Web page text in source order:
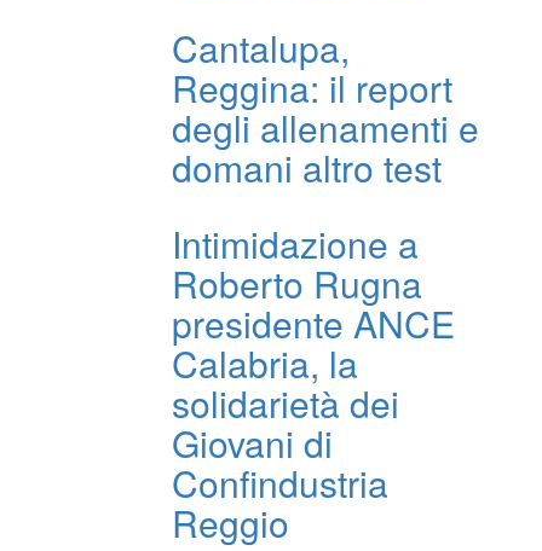
Cantalupa,
Reggina: il report
degli allenamenti e
domani altro test
Intimidazione a
Roberto Rugna
presidente ANCE
Calabria, la
solidarietà dei
Giovani di
Confindustria
Reggio